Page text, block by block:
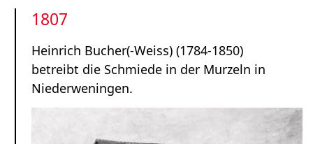
1807
Heinrich Bucher(-Weiss) (1784-1850)
betreibt die Schmiede in der Murzeln in
Niederweningen.